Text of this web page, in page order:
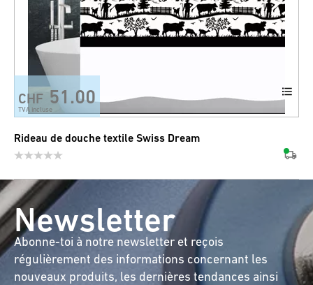
CHF 51.00
TVA incluse
Rideau de douche textile Swiss Dream
Newsletter
Abonne-toi à notre newsletter et reçois
régulièrement des informations concernant les
nouveaux produits, les dernières tendances ainsi